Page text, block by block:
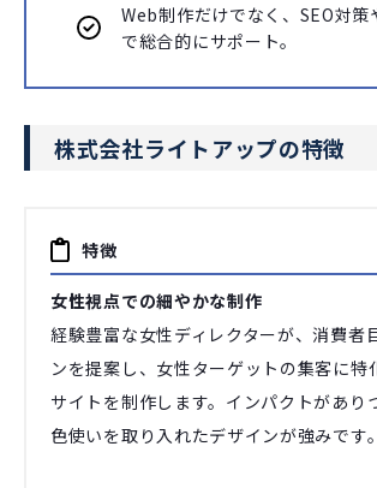
Web制作だけでなく、SEO対策
で総合的にサポート。
株式会社ライトアップの特徴
特徴
女性視点での細やかな制作
経験豊富な女性ディレクターが、消費者
ンを提案し、女性ターゲットの集客に特
サイトを制作します。インパクトがあり
色使いを取り入れたデザインが強みです。